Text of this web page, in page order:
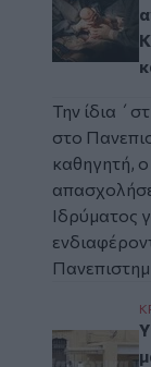
Την ίδια
στο
καθηγητή,
Ιδρύματος